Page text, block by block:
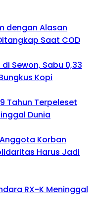
dengan Alasan
Saat COD
Sewon, Sabu 0,33
Kopi
Tahun Terpeleset
Dunia
Korban
Harus Jadi
RX-K Meninggal